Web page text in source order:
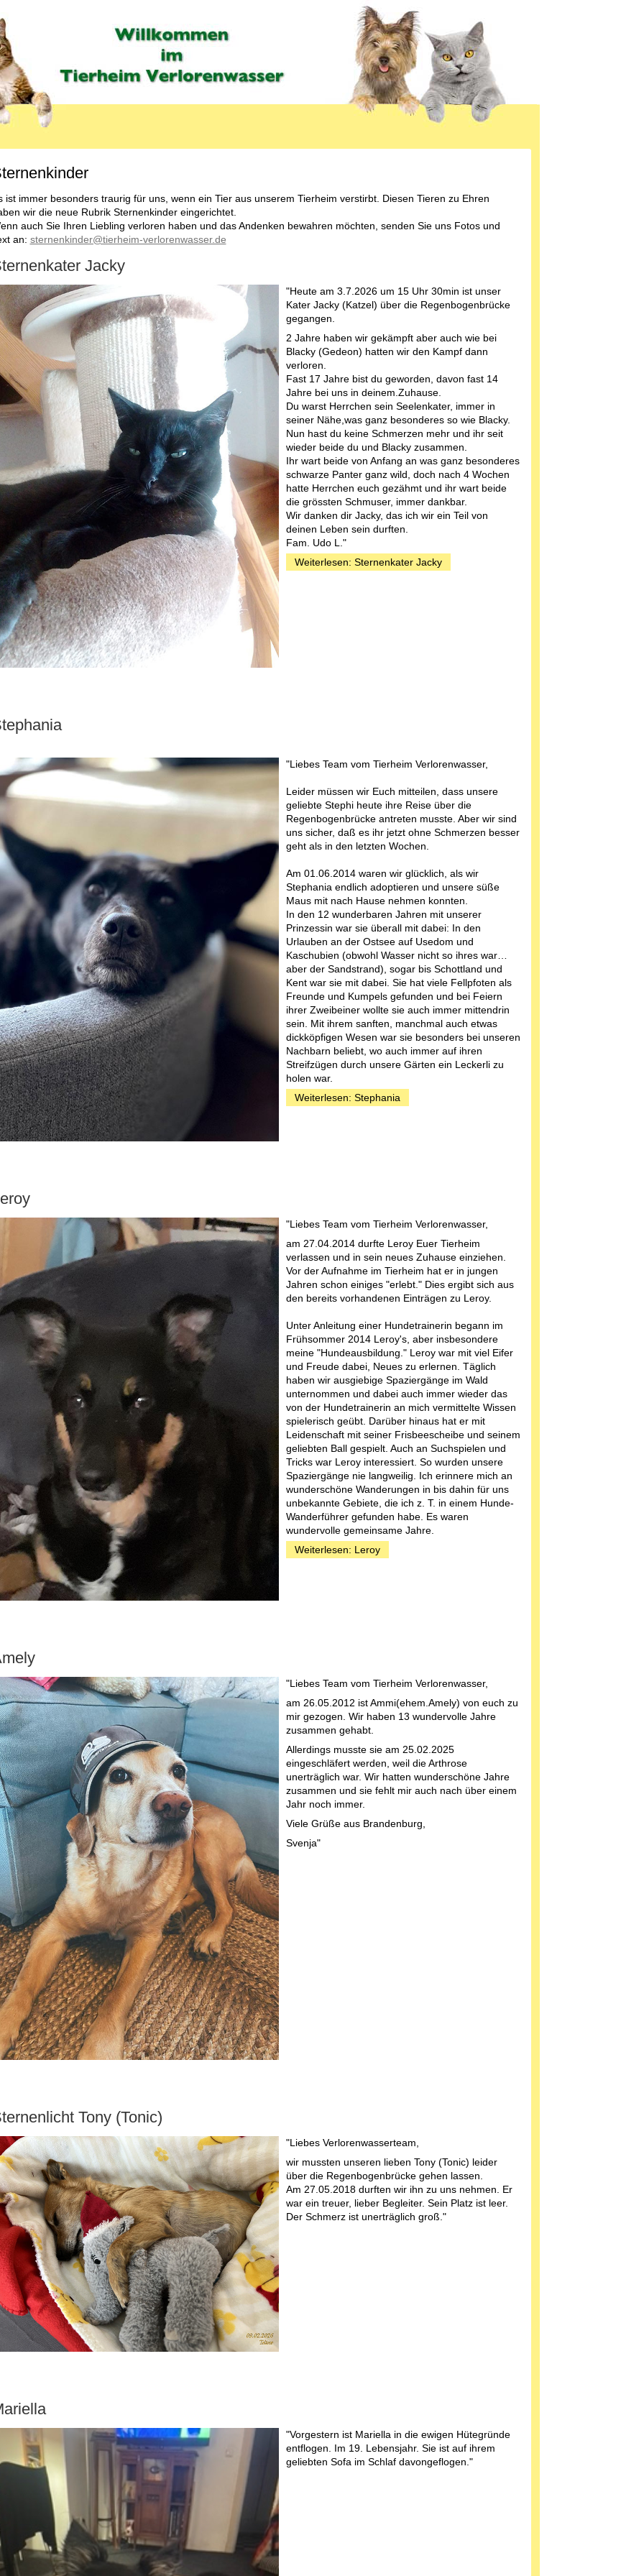
ist immer besonders traurig für uns, wenn ein Tier aus unserem Tierheim verstirbt. Diesen Tieren zu Ehren
wir die neue Rubrik Sternenkinder eingerichtet.
auch Sie Ihren Liebling verloren haben und das Andenken bewahren möchten, senden Sie uns Fotos und
an: sternenkinder@tierheim-verlorenwasser.de
Jacky
"Heute am 3.7.2026 um 15 Uhr 30min ist unser
Kater Jacky (Katzel) über die Regenbogenbrücke
gegangen.
2 Jahre haben wir gekämpft aber auch wie bei
Blacky (Gedeon) hatten wir den Kampf dann
verloren.
Fast 17 Jahre bist du geworden, davon fast 14
Jahre bei uns in deinem.Zuhause.
Du warst Herrchen sein Seelenkater, immer in
seiner Nähe,was ganz besonderes so wie Blacky.
Nun hast du keine Schmerzen mehr und ihr seit
wieder beide du und Blacky zusammen.
Ihr wart beide von Anfang an was ganz besonderes
schwarze Panter ganz wild, doch nach 4 Wochen
hatte Herrchen euch gezähmt und ihr wart beide
die grössten Schmuser, immer dankbar.
Wir danken dir Jacky, das ich wir ein Teil von
deinen Leben sein durften.
Fam. Udo L."
Weiterlesen: Sternenkater Jacky
"Liebes Team vom Tierheim Verlorenwasser,
Leider müssen wir Euch mitteilen, dass unsere
geliebte Stephi heute ihre Reise über die
Regenbogenbrücke antreten musste. Aber wir sind
uns sicher, daß es ihr jetzt ohne Schmerzen besser
geht als in den letzten Wochen.
Am 01.06.2014 waren wir glücklich, als wir
Stephania endlich adoptieren und unsere süße
Maus mit nach Hause nehmen konnten.
In den 12 wunderbaren Jahren mit unserer
Prinzessin war sie überall mit dabei: In den
Urlauben an der Ostsee auf Usedom und
Kaschubien (obwohl Wasser nicht so ihres war…
aber der Sandstrand), sogar bis Schottland und
Kent war sie mit dabei. Sie hat viele Fellpfoten als
Freunde und Kumpels gefunden und bei Feiern
ihrer Zweibeiner wollte sie auch immer mittendrin
sein. Mit ihrem sanften, manchmal auch etwas
dickköpfigen Wesen war sie besonders bei unseren
Nachbarn beliebt, wo auch immer auf ihren
Streifzügen durch unsere Gärten ein Leckerli zu
holen war.
Weiterlesen: Stephania
"Liebes Team vom Tierheim Verlorenwasser,
am 27.04.2014 durfte Leroy Euer Tierheim
verlassen und in sein neues Zuhause einziehen.
Vor der Aufnahme im Tierheim hat er in jungen
Jahren schon einiges "erlebt." Dies ergibt sich aus
den bereits vorhandenen Einträgen zu Leroy.
Unter Anleitung einer Hundetrainerin begann im
Frühsommer 2014 Leroy's, aber insbesondere
meine "Hundeausbildung." Leroy war mit viel Eifer
und Freude dabei, Neues zu erlernen. Täglich
haben wir ausgiebige Spaziergänge im Wald
unternommen und dabei auch immer wieder das
von der Hundetrainerin an mich vermittelte Wissen
spielerisch geübt. Darüber hinaus hat er mit
Leidenschaft mit seiner Frisbeescheibe und seinem
geliebten Ball gespielt. Auch an Suchspielen und
Tricks war Leroy interessiert. So wurden unsere
Spaziergänge nie langweilig. Ich erinnere mich an
wunderschöne Wanderungen in bis dahin für uns
unbekannte Gebiete, die ich z. T. in einem Hunde-
Wanderführer gefunden habe. Es waren
wundervolle gemeinsame Jahre.
Weiterlesen: Leroy
"Liebes Team vom Tierheim Verlorenwasser,
am 26.05.2012 ist Ammi(ehem.Amely) von euch zu
mir gezogen. Wir haben 13 wundervolle Jahre
zusammen gehabt.
Allerdings musste sie am 25.02.2025
eingeschläfert werden, weil die Arthrose
unerträglich war. Wir hatten wunderschöne Jahre
zusammen und sie fehlt mir auch nach über einem
Jahr noch immer.
Viele Grüße aus Brandenburg,
Svenja"
Tony (Tonic)
"Liebes Verlorenwasserteam,
wir mussten unseren lieben Tony (Tonic) leider
über die Regenbogenbrücke gehen lassen.
Am 27.05.2018 durften wir ihn zu uns nehmen. Er
war ein treuer, lieber Begleiter. Sein Platz ist leer.
Der Schmerz ist unerträglich groß."
"Vorgestern ist Mariella in die ewigen Hütegründe
entflogen. Im 19. Lebensjahr. Sie ist auf ihrem
geliebten Sofa im Schlaf davongeflogen."